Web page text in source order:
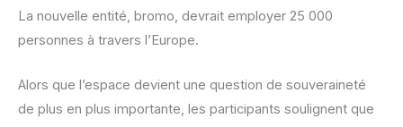
La nouvelle entité, bromo, devrait employer 25 000
personnes à travers l’Europe.
Alors que l’espace devient une question de souveraineté
de plus en plus importante, les participants soulignent que